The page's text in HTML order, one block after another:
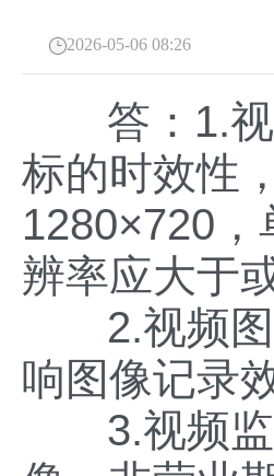
2026-05-06 08:26
答：1.
标的时效性
1280×720
辨率应大于
2.视频
响图像记录
3.视频